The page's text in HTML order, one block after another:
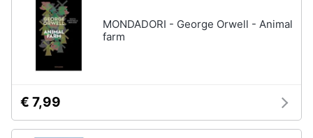
infanzia
Fotografia
Abbigliamento
musicali
Colonne
Sonore
Musica
Leggera
Musica
MONDADORI - George Orwell - Animal
farm
€ 7,99